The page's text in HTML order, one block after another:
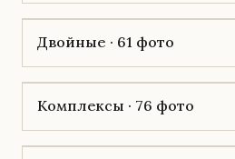
Двойные · 61 фото
Комплексы · 76 фото